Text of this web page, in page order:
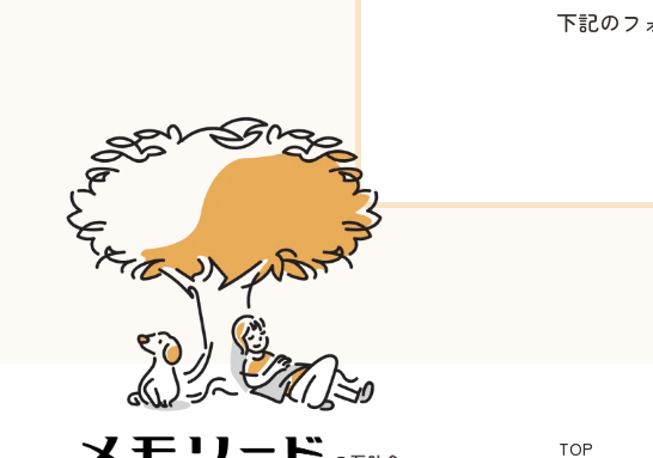
下記のフ
TOP